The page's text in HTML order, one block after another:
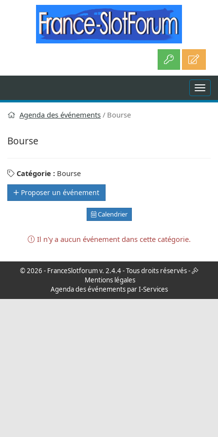
Agenda des événements Bourse
Bourse
Catégorie : Bourse
Proposer un événement
Calendrier
Il n'y a aucun événement dans cette catégorie.
© 2026 - FranceSlotforumv. 2.4.4 - Tous droits réservés -
Mentions légales
Agenda des événements par I-Services